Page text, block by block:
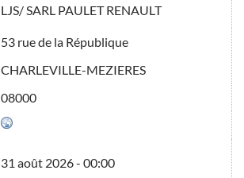
LJS/ SARL PAULET RENAULT
53 rue de la République
CHARLEVILLE-MEZIERES
08000
31 août 2026 - 00:00